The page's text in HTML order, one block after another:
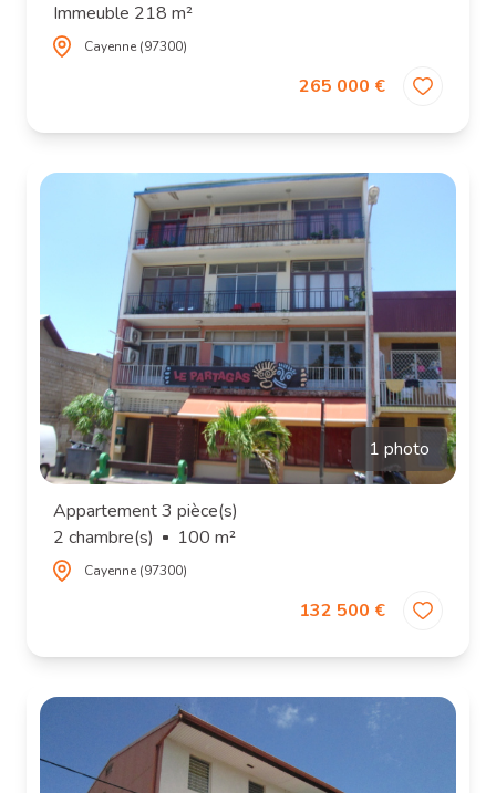
Immeuble 218 m²
Cayenne (97300)
265 000 €
1 photo
Appartement 3 pièce(s)
2 chambre(s)
100 m²
Cayenne (97300)
132 500 €